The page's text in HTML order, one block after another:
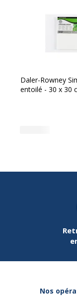
Daler-Rowney
entoilé - 30 x 30
Nos